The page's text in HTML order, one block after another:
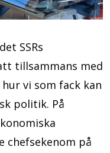
SSRs
tillsammans med
vi som fack kan
politik. På
chefsekenom på